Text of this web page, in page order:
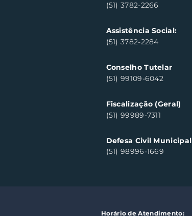
(51) 3782-2266
Assistência Social:
(51) 3782-2284
Conselho Tutelar
(51) 99109-6042
Fiscalização (Geral)
(51) 99989-7311
Defesa Civil Municipal
(51) 98996-1669
Horário de Atendimento: